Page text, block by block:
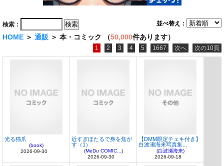
並べ替え：
検索：
HOME ＞ 通販 ＞ 本・コミック （50,000件あります）
1 2 3 4 5 1667 次へ 次の10頁
光る猫爪
(book)
2026-09-30
近すぎほたるで身を焦が
す（1）
(MeDu COMIC...)
2026-09-30
【DMM限定チェキ付き】
白波瀬海来写真集...
(白波瀬海来)
2026-09-18